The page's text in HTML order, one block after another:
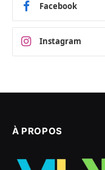
Facebook
Instagram
À PROPOS